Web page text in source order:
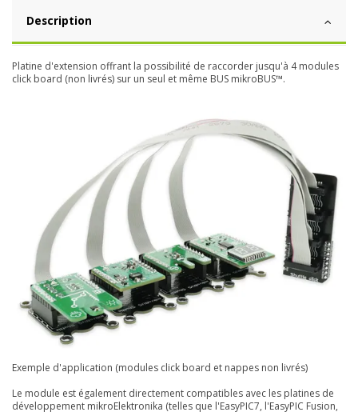
Description
Platine d'extension offrant la possibilité de raccorder jusqu'à 4 modules
click board (non livrés) sur un seul et même BUS mikroBUS™.
Exemple d'application (modules click board et nappes non livrés)
Le module est également directement compatibles avec les platines de
développement mikroElektronika (telles que l'EasyPIC7, l'EasyPIC Fusion,